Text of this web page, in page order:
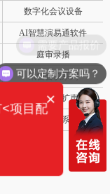
数字化会议设备
AI智慧演易通软件
庭审录播
讯笛会议系列
AI智慧沉浸式扩声系统
专业扩声系列
可以定制方案吗？
需要产品报价
×
项目配